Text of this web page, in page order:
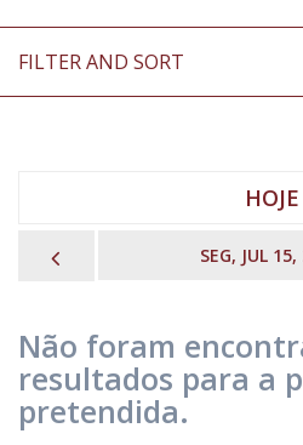
FILTER AND SORT
HOJE
SEG, JUL
Não foram
resultados para a
pretendida.